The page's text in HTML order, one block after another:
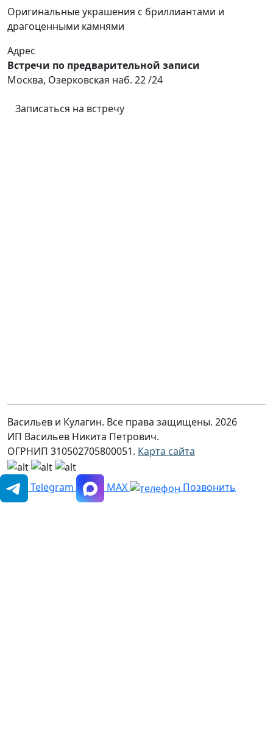
Оригинальные украшения с бриллиантами и
драгоценными камнями
Адрес
Встречи по предварительной записи
Москва, Озерковская наб. 22 /24
Записаться на встречу
Васильев и Кулагин. Все права защищены. 2026
ИП Васильев Никита Петрович.
ОГРНИП 310502705800051. Карта сайта
Telegram MAX Позвонить